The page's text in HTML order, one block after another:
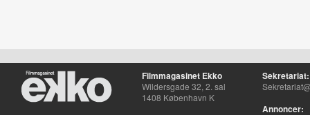
Filmmagasinet Ekko
Wildersgade 32, 2. sal
1408 København K
Sekretariat:
Annoncer: